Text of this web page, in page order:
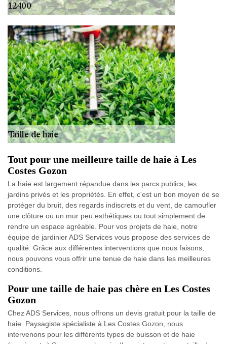
Tout pour une meilleure taille de haie à Les
Costes Gozon
La haie est largement répandue dans les parcs publics, les
jardins privés et les propriétés. En effet, c'est un bon moyen de se
protéger du bruit, des regards indiscrets et du vent, de camoufler
une clôture ou un mur peu esthétiques ou tout simplement de
rendre un espace agréable. Pour vos projets de haie, notre
équipe de jardinier ADS Services vous propose des services de
qualité. Grâce aux différentes interventions que nous faisons,
nous pouvons vous offrir une tenue de haie dans les meilleures
conditions.
Pour une taille de haie pas chère en Les Costes
Gozon
Chez ADS Services, nous offrons un devis gratuit pour la taille de
haie. Paysagiste spécialiste à Les Costes Gozon, nous
intervenons pour les différents types de buisson et de haie